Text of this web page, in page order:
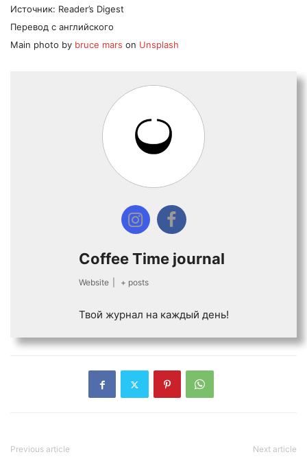
Источник: Reader’s Digest
Перевод с английского
Main photo by bruce mars on Unsplash
Coffee Time journal
Website + posts
Твой журнал на каждый день!
Previous article Next article